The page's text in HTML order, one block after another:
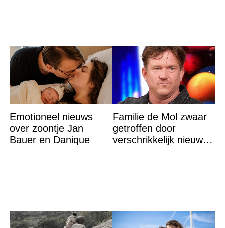
Emotioneel nieuws
over zoontje Jan
Bauer en Danique
Familie de Mol zwaar
getroffen door
verschrikkelijk nieuws: